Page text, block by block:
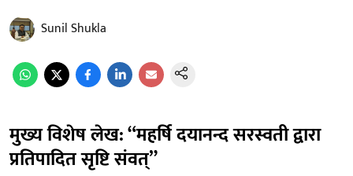
Sunil Shukla
मुख्य विशेष लेख: “महर्षि दयानन्द सरस्वती द्वारा
प्रतिपादित सृष्टि संवत्”